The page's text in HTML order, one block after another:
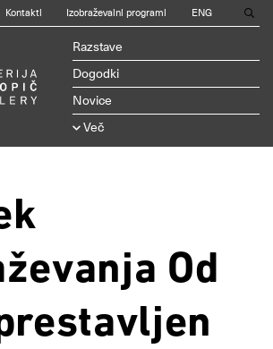
Kontakti Izobraževalni programi ENG
Razstave
Dogodki
Novice
Več
Od